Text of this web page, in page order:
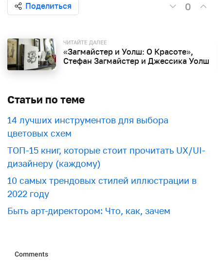
Поделиться 0
ЧИТАЙТЕ ДАЛЕЕ
«Загмайстер и Уолш: О Красоте»,
Стефан Загмайстер и Джессика Уолш
Статьи по теме
​​14 лучших инструментов для выбора
цветовых схем
ТОП-15 книг, которые стоит прочитать UX/UI-
дизайнеру (каждому)
10 самых трендовых стилей иллюстрации в
2022 году
Быть арт-директором: Что, как, зачем